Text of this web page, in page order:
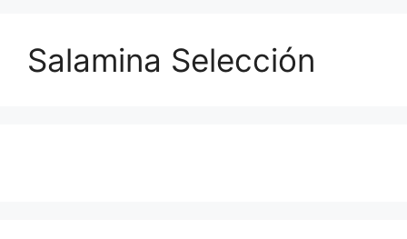
Salamina Selección